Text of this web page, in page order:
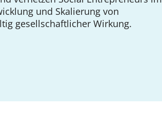
und Skalierung von
gesellschaftlicher Wirkung.